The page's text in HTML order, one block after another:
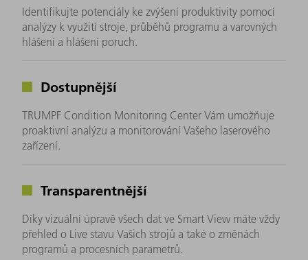
Identifikujte potenciály ke zvýšení produktivity pomocí
analýzy k využití stroje, průběhů programu a varovných
hlášení a hlášení poruch.
Dostupnější
TRUMPF Condition Monitoring Center Vám umožňuje
proaktivní analýzu a monitorování Vašeho laserového
zařízení.
Transparentnější
Díky vizuální úpravě všech dat ve Smart View máte vždy
přehled o Live stavu Vašich strojů a také o změnách
programů a procesních parametrů.